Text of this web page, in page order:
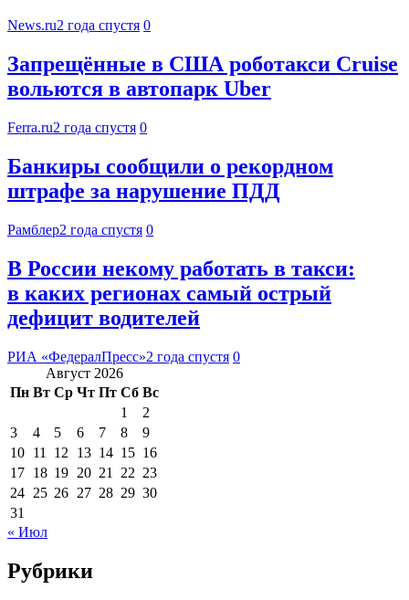
News.ru2 года спустя 0
Запрещённые в США роботакси Cruise
вольются в автопарк Uber
Ferra.ru2 года спустя 0
Банкиры сообщили о рекордном
штрафе за нарушение ПДД
Рамблер2 года спустя 0
В России некому работать в такси:
в каких регионах самый острый
дефицит водителей
РИА «ФедералПресс»2 года спустя 0
Август 2026
Пн Вт Ср Чт Пт Сб Вс
1
2
3
4 5 6 7 8
9
10 11 12 13 14 15 16
17 18 19 20 21 22 23
24 25 26 27 28 29 30
31
« Июл
Рубрики